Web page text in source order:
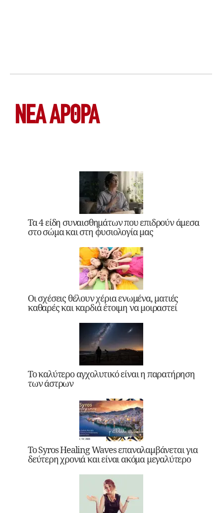
ΝΕΑ ΆΡΘΡΑ
Τα 4 είδη συναισθημάτων που επιδρούν άμεσα
στο σώμα και στη φυσιολογία μας
Οι σχέσεις θέλουν χέρια ενωμένα, ματιές
καθαρές και καρδιά έτοιμη να μοιραστεί
Το καλύτερο αγχολυτικό είναι η παρατήρηση
των άστρων
Το Syros Healing Waves επαναλαμβάνεται για
δεύτερη χρονιά και είναι ακόμα μεγαλύτερο